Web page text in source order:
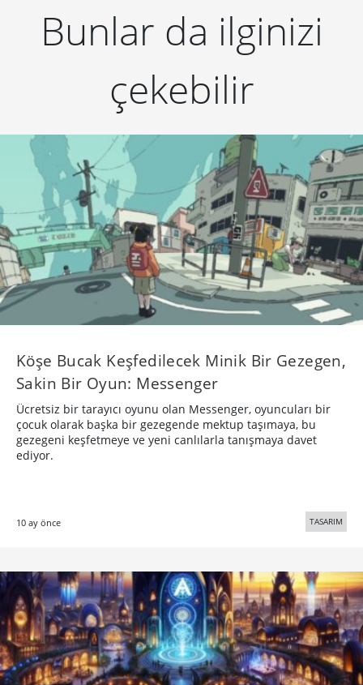
Bunlar da ilginizi
çekebilir
Köşe Bucak Keşfedilecek Minik Bir Gezegen,
Sakin Bir Oyun: Messenger
Ücretsiz bir tarayıcı oyunu olan Messenger, oyuncuları bir
çocuk olarak başka bir gezegende mektup taşımaya, bu
gezegeni keşfetmeye ve yeni canlılarla tanışmaya davet
ediyor.
10 ay önce TASARIM